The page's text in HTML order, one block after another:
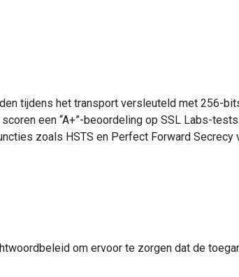
tijdens het transport versleuteld met 256-
een “A+”-beoordeling op SSL Labs-
zoals HSTS en Perfect Forward Secrecy
om ervoor te zorgen dat de